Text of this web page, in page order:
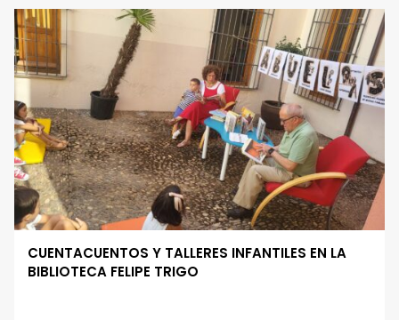
CUENTACUENTOS Y TALLERES INFANTILES EN LA
BIBLIOTECA FELIPE TRIGO